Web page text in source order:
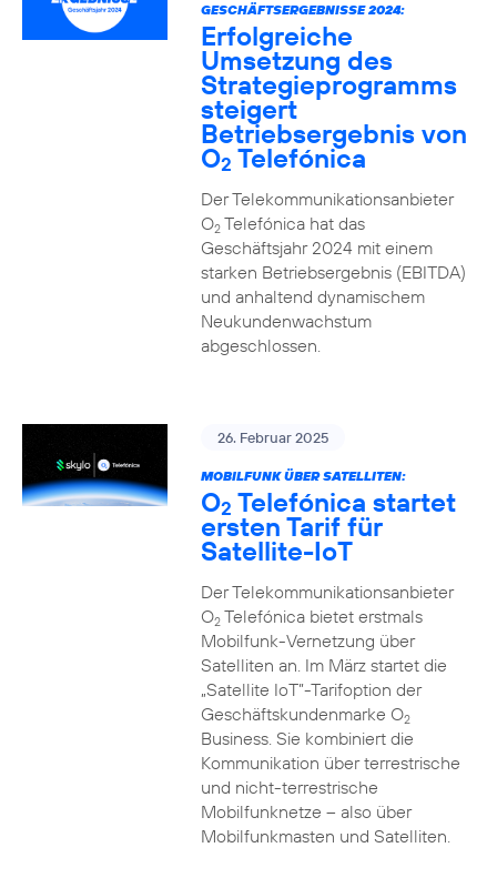
GESCHÄFTSERGEBNISSE 2024:
Erfolgreiche
Umsetzung des
Strategieprogramms
steigert
Betriebsergebnis von
O2 Telefónica
Der Telekommunikationsanbieter
O2Telefónica hat das
Geschäftsjahr 2024 mit einem
starken Betriebsergebnis (EBITDA)
und anhaltend dynamischem
Neukundenwachstum
abgeschlossen.
26. Februar 2025
MOBILFUNK ÜBER SATELLITEN:
O2 Telefónica startet
ersten Tarif für
Satellite-IoT
Der Telekommunikationsanbieter
O2Telefónica bietet erstmals
Mobilfunk-Vernetzung über
Satelliten an. Im März startet die
„Satellite IoT”-Tarifoption der
Geschäftskundenmarke O2
Business. Sie kombiniert die
Kommunikation über terrestrische
und nicht-terrestrische
Mobilfunknetze – also über
Mobilfunkmasten und Satelliten.